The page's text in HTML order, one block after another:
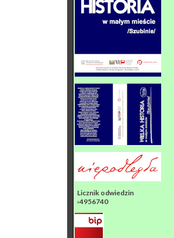
Licznik odwiedzin
›4956740